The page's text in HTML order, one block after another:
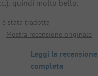
quindi molto bello.
è stata tradotta
Mostra recensione originale
Leggi la recensione
completa